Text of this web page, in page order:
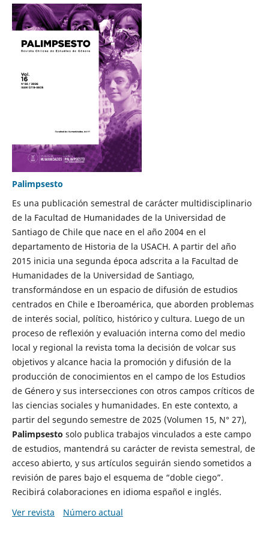
Palimpsesto
Es una publicación semestral de carácter multidisciplinario
de la Facultad de Humanidades de la Universidad de
Santiago de Chile que nace en el año 2004 en el
departamento de Historia de la USACH. A partir del año
2015 inicia una segunda época adscrita a la Facultad de
Humanidades de la Universidad de Santiago,
transformándose en un espacio de difusión de estudios
centrados en Chile e Iberoamérica, que aborden problemas
de interés social, político, histórico y cultura. Luego de un
proceso de reflexión y evaluación interna como del medio
local y regional la revista toma la decisión de volcar sus
objetivos y alcance hacia la promoción y difusión de la
producción de conocimientos en el campo de los Estudios
de Género y sus intersecciones con otros campos críticos de
las ciencias sociales y humanidades. En este contexto, a
partir del segundo semestre de 2025 (Volumen 15, N° 27),
Palimpsesto solo publica trabajos vinculados a este campo
de estudios, mantendrá su carácter de revista semestral, de
acceso abierto, y sus artículos seguirán siendo sometidos a
revisión de pares bajo el esquema de “doble ciego”.
Recibirá colaboraciones en idioma español e inglés.
Ver revista
Número actual